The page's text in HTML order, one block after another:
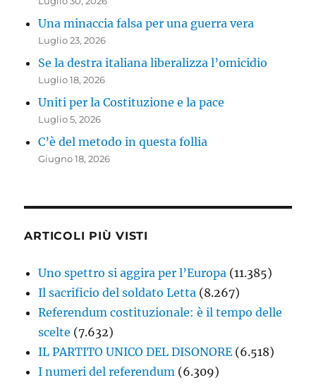
Una minaccia falsa per una guerra vera
Luglio 23, 2026
Se la destra italiana liberalizza l’omicidio
Luglio 18, 2026
Uniti per la Costituzione e la pace
Luglio 5, 2026
C’è del metodo in questa follia
Giugno 18, 2026
ARTICOLI PIÙ VISTI
Uno spettro si aggira per l’Europa (11.385)
Il sacrificio del soldato Letta (8.267)
Referendum costituzionale: è il tempo delle
scelte (7.632)
IL PARTITO UNICO DEL DISONORE (6.518)
I numeri del referendum (6.309)